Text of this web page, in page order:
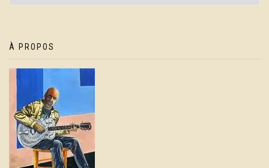
À PROPOS